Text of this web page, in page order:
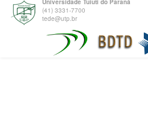
Universidade Tuiuti do Paraná
(41) 3331-7700
tede@utp.br